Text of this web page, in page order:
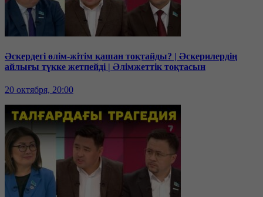
Әскердегі өлім-жітім қашан тоқтайды? | Әскерилердің
айлығы түкке жетпейді | Әлімжеттік тоқтасын
20 октября, 20:00